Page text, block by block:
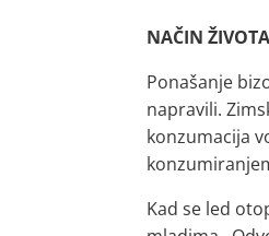
NAČIN ŽIVOTA
Ponašanje
napravili.
konzumacija
Kad se led